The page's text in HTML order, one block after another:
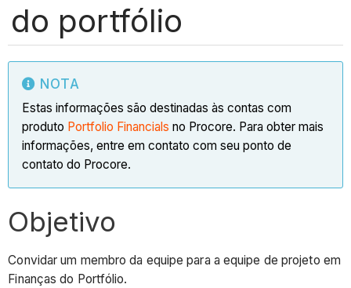
do portfólio
NOTA
Estas informações são destinadas às contas com
produto Portfolio Financials no Procore. Para obter mais
informações, entre em contato com seu ponto de
contato do Procore.
Objetivo
Convidar um membro da equipe para a equipe de projeto em
Finanças do Portfólio.